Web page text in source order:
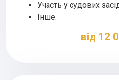
Участь у судових
Інше.
від 12